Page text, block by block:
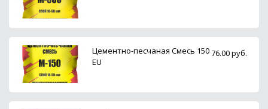
Цементно-песчаная Смесь 150
EU
76.00 руб.